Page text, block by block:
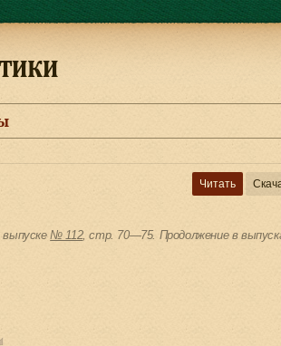
Читать
выпуске№ 112, cтр. 70—75. Продолжение в